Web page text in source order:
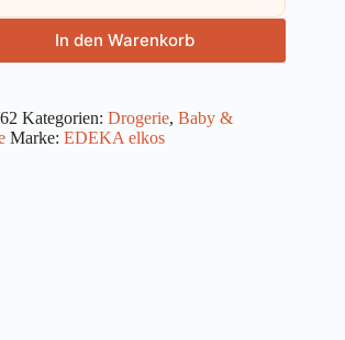
In den Warenkorb
Kategorien: Drogerie, Baby &
Marke: EDEKA elkos